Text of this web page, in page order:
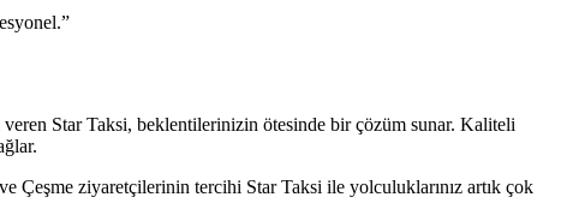
Star Taksi, beklentilerinizin ötesinde bir çözüm sunar. Kaliteli
Çeşme ziyaretçilerinin tercihi Star Taksi ile yolculuklarınız artık çok